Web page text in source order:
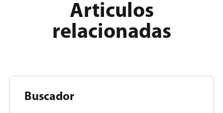
Articulos
relacionadas
Buscador